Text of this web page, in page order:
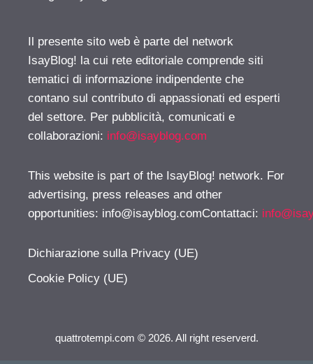
Il presente sito web è parte del network
IsayBlog! la cui rete editoriale comprende siti
tematici di informazione indipendente che
contano sul contributo di appassionati ed esperti
del settore. Per pubblicità, comunicati e
collaborazioni: info@isayblog.com
This website is part of the IsayBlog! network. For
advertising, press releases and other
opportunities: info@isayblog.comContattaci:
Dichiarazione sulla Privacy (UE)
Cookie Policy (UE)
quattrotempi.com © 2026. All right reserverd.